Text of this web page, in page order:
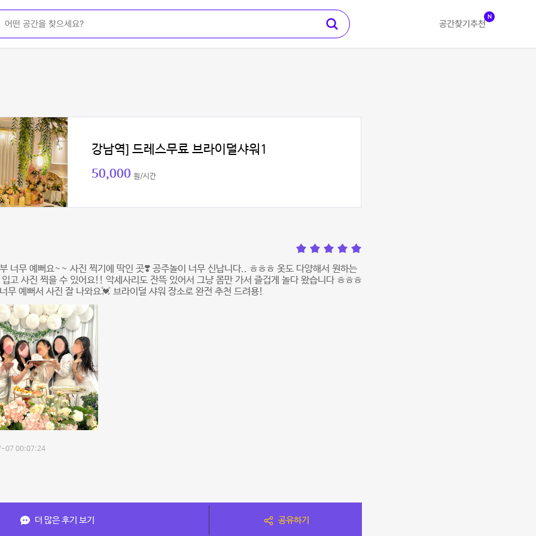
공간찾기 추천
N
강남역] 드레스무료 브라이덜샤워1
50,000 원/시간
너무 예뻐요~~ 사진 찍기에 딱인 곳❣️ 공주놀이 너무 신납니다.. ㅎㅎㅎ 옷도 다양해서 원하는
고 사진 찍을 수 있어요!! 악세사리도 잔뜩 있어서 그냥 몸만 가서 즐겁게 놀다 왔습니다 ㅎㅎㅎ
무 예뻐서 사진 잘 나와요💓 브라이덜 샤워 장소로 완전 추천 드려용!
07 00:07:24
더 많은 후기 보기 공유하기